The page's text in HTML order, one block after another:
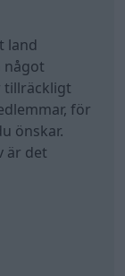
land
något
tillräckligt
för
önskar.
är det